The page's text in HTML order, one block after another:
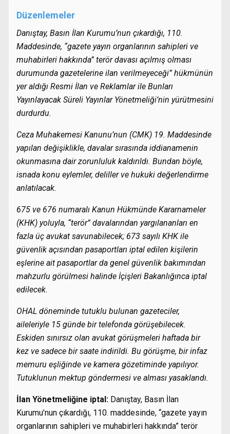
Düzenlemeler
Danıştay, Basın İlan Kurumu’nun çıkardığı, 110.
Maddesinde, “gazete yayın organlarının sahipleri ve
muhabirleri hakkında” terör davası açılmış olması
durumunda gazetelerine ilan verilmeyeceği” hükmünün
yer aldığı Resmi İlan ve Reklamlar ile Bunları
Yayınlayacak Süreli Yayınlar Yönetmeliği’nin yürütmesini
durdurdu.
Ceza Muhakemesi Kanunu’nun (CMK) 19. Maddesinde
yapılan değişiklikle, davalar sırasında iddianamenin
okunmasına dair zorunluluk kaldırıldı. Bundan böyle,
isnada konu eylemler, deliller ve hukuki değerlendirme
anlatılacak.
675 ve 676 numaralı Kanun Hükmünde Kararnameler
(KHK) yoluyla, “terör” davalarından yargılananları en
fazla üç avukat savunabilecek; 673 sayılı KHK ile
güvenlik açısından pasaportları iptal edilen kişilerin
eşlerine ait pasaportlar da genel güvenlik bakımından
mahzurlu görülmesi halinde İçişleri Bakanlığınca iptal
edilecek.
OHAL döneminde tutuklu bulunan gazeteciler,
aileleriyle 15 günde bir telefonda görüşebilecek.
Eskiden sınırsız olan avukat görüşmeleri haftada bir
kez ve sadece bir saate indirildi. Bu görüşme, bir infaz
memuru eşliğinde ve kamera gözetiminde yapılıyor.
Tutuklunun mektup göndermesi ve alması yasaklandı.
İlan Yönetmeliğine iptal: Danıştay, Basın İlan
Kurumu’nun çıkardığı, 110. maddesinde, “gazete yayın
organlarının sahipleri ve muhabirleri hakkında” terör